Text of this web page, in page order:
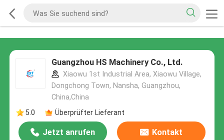
Guangzhou HS Machinery Co., Ltd.
Xiaowu 1st Industrial Area, Xiaowu Village,
Dongchong Town, Nansha, Guangzhou,
China,China
5.0
Überprüfter Lieferant
Jetzt anrufen Kontakt